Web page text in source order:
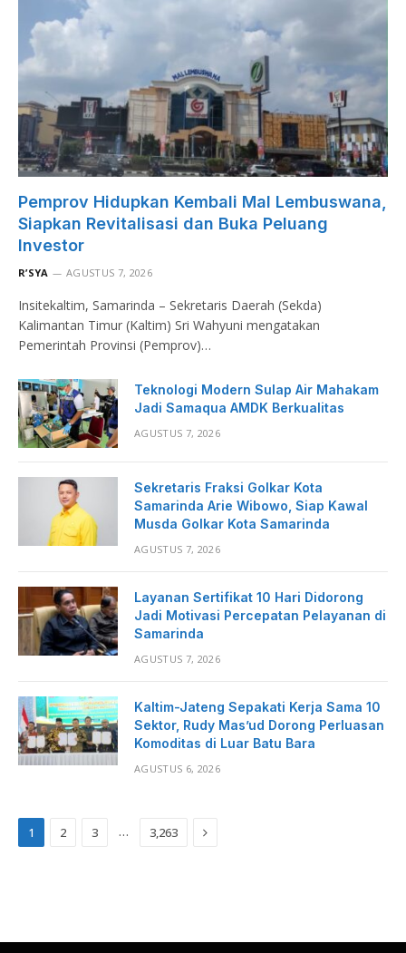
Pemprov Hidupkan Kembali Mal Lembuswana,
Siapkan Revitalisasi dan Buka Peluang
Investor
R’SYA AGUSTUS 7, 2026
Insitekaltim, Samarinda – Sekretaris Daerah (Sekda)
Kalimantan Timur (Kaltim) Sri Wahyuni mengatakan
Pemerintah Provinsi (Pemprov)…
Teknologi Modern Sulap Air Mahakam
Jadi Samaqua AMDK Berkualitas
AGUSTUS 7, 2026
Sekretaris Fraksi Golkar Kota
Samarinda Arie Wibowo, Siap Kawal
Musda Golkar Kota Samarinda
AGUSTUS 7, 2026
Layanan Sertifikat 10 Hari Didorong
Jadi Motivasi Percepatan Pelayanan di
Samarinda
AGUSTUS 7, 2026
Kaltim-Jateng Sepakati Kerja Sama 10
Sektor, Rudy Mas’ud Dorong Perluasan
Komoditas di Luar Batu Bara
AGUSTUS 6, 2026
1 2 3 … 3,263 Next